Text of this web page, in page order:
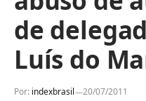
de
Luís do
Por: indexbrasil 20/07/2011